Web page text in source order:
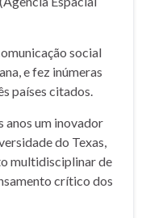
social
e fez inúmeras
países citados.
anos um inovador
do Texas,
multidisciplinar de
crítico dos